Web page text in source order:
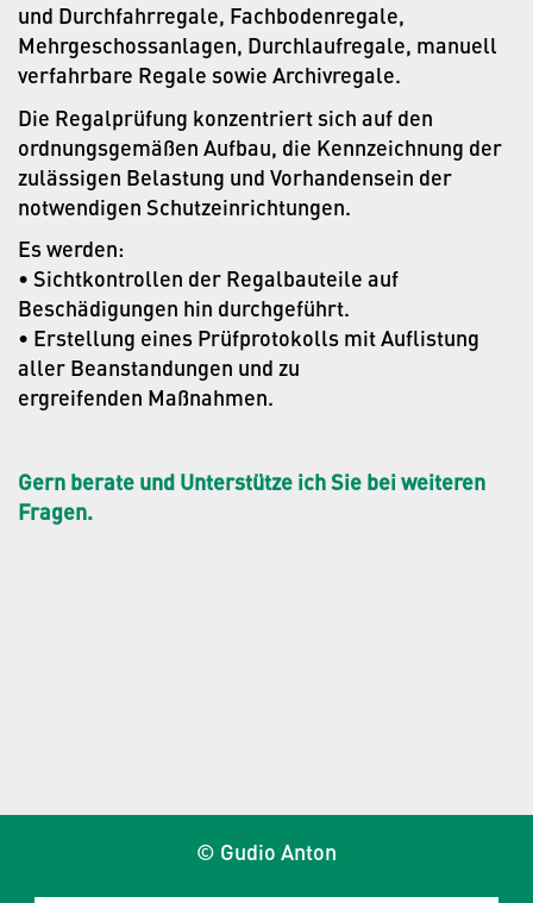
und Durchfahrregale, Fachbodenregale,
Mehrgeschossanlagen, Durchlaufregale, manuell
verfahrbare Regale sowie Archivregale.
Die Regalprüfung konzentriert sich auf den
ordnungsgemäßen Aufbau, die Kennzeichnung der
zulässigen Belastung und Vorhandensein der
notwendigen Schutzeinrichtungen.
Es werden:
• Sichtkontrollen der Regalbauteile auf
Beschädigungen hin durchgeführt.
• Erstellung eines Prüfprotokolls mit Auflistung
aller Beanstandungen und zu
ergreifenden Maßnahmen.
Gern berate und Unterstütze ich Sie bei weiteren
Fragen.
© Gudio Anton